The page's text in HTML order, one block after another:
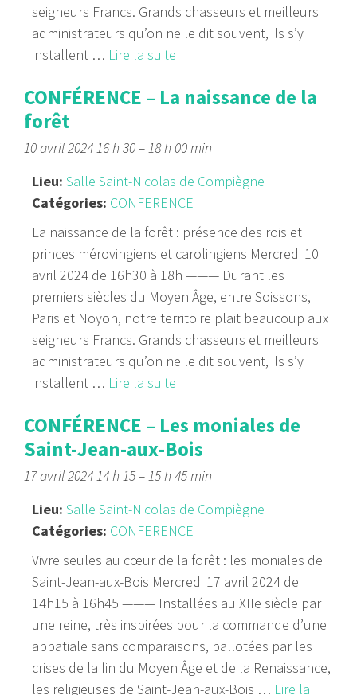
seigneurs Francs. Grands chasseurs et meilleurs
administrateurs qu’on ne le dit souvent, ils s’y
installent … Lire la suite
CONFÉRENCE – La naissance de la
forêt
10 avril 2024 16 h 30–18 h 00 min
Lieu: Salle Saint-Nicolas de Compiègne
Catégories: CONFERENCE
La naissance de la forêt : présence des rois et
princes mérovingiens et carolingiens Mercredi 10
avril 2024 de 16h30 à 18h ——— Durant les
premiers siècles du Moyen Âge, entre Soissons,
Paris et Noyon, notre territoire plait beaucoup aux
seigneurs Francs. Grands chasseurs et meilleurs
administrateurs qu’on ne le dit souvent, ils s’y
installent … Lire la suite
CONFÉRENCE – Les moniales de
Saint-Jean-aux-Bois
17 avril 2024 14 h 15–15 h 45 min
Lieu: Salle Saint-Nicolas de Compiègne
Catégories: CONFERENCE
Vivre seules au cœur de la forêt : les moniales de
Saint-Jean-aux-Bois Mercredi 17 avril 2024 de
14h15 à 16h45 ——— Installées au XIIe siècle par
une reine, très inspirées pour la commande d’une
abbatiale sans comparaisons, ballotées par les
crises de la fin du Moyen Âge et de la Renaissance,
les religieuses de Saint-Jean-aux-Bois … Lire la